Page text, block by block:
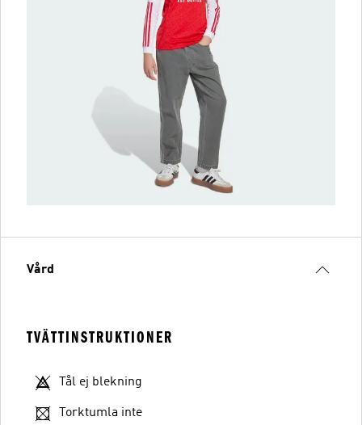
Vård
TVÄTTINSTRUKTIONER
Tål ej blekning
Torktumla inte